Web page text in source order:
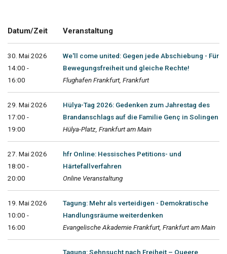
Datum/Zeit Veranstaltung
30. Mai 2026
14:00 -
16:00
We'll come united: Gegen jede Abschiebung - Für
Bewegungsfreiheit und gleiche Rechte!
Flughafen Frankfurt, Frankfurt
29. Mai 2026
17:00 -
19:00
Hülya-Tag 2026: Gedenken zum Jahrestag des
Brandanschlags auf die Familie Genç in Solingen
Hülya-Platz, Frankfurt am Main
27. Mai 2026
18:00 -
20:00
hfr Online: Hessisches Petitions- und
Härtefallverfahren
Online Veranstaltung
19. Mai 2026
10:00 -
16:00
Tagung: Mehr als verteidigen - Demokratische
Handlungsräume weiterdenken
Evangelische Akademie Frankfurt, Frankfurt am Main
Tagung: Sehnsucht nach Freiheit – Queere